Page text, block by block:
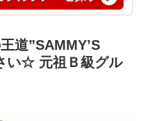
道”SAMMY’S
い☆ 元祖Ｂ級グル